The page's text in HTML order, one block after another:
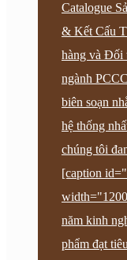
Catalogue
& Kết Cấu
hàng và Đối
ngành
biên soạn
hệ thống
chúng tôi
[caption
năm kinh
phẩm đạt